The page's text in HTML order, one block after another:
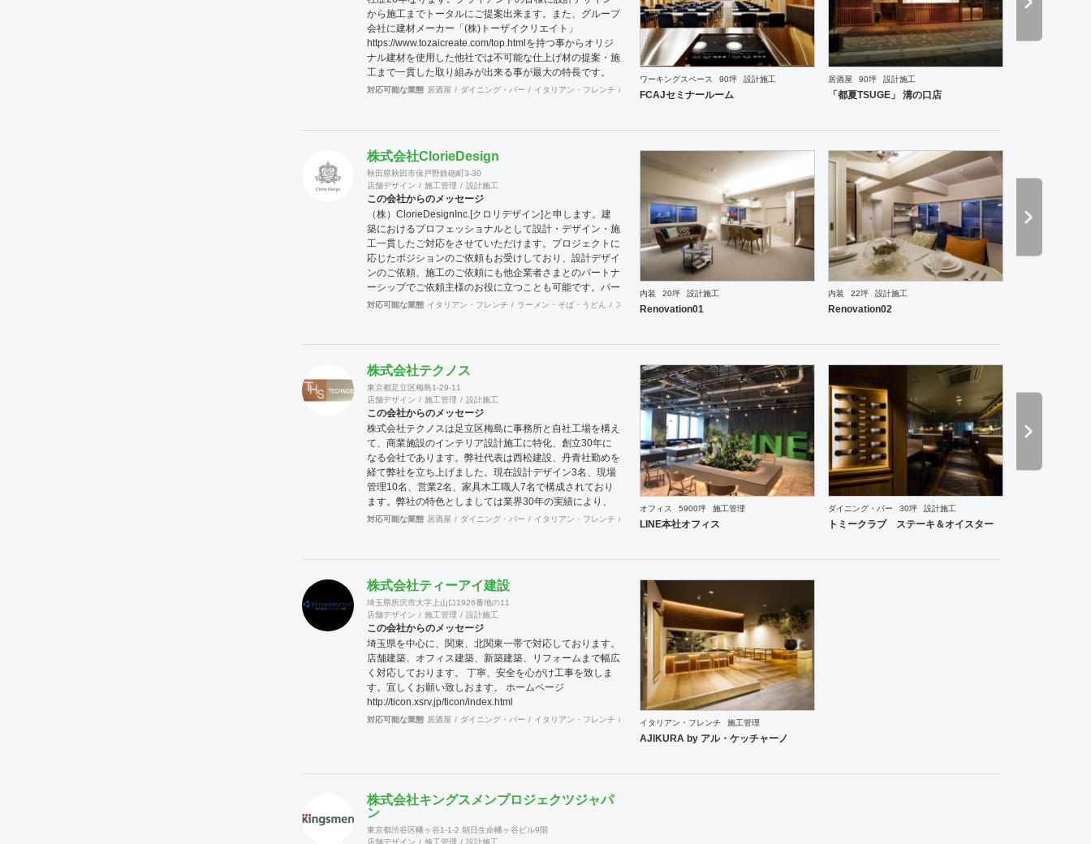
から施工までトータルにご提案出来ます。また、グループ
会社に建材メーカー「(株)トーザイクリエイト」
https://www.tozaicreate.com/top.htmlを持つ事からオリジ
ナル建材を使用した他社では不可能な仕上げ材の提案・施
工まで一貫した取り組みが出来る事が最大の特長です。
更に近年は環境対策をテーマにした機能建材等の開発を進
ROHASな建材を提供し設計・施工することが可能です。
種施設の新提案が強みで環境問題に対応する新しい時代の
設計施工会社を目指しています。私たちは「耐久」「防
腐」「呼吸」「吸着」などの機能を仕上げ材に付加させ、
意匠やデザインをも楽しめる「人にとって健やかで豊かな
空間」をクライアントの皆様にご提案したいと考えていま
す。
対応可能な業態 居酒屋 ダイニング・バー イタリアン・フレンチ カフェ・パン・ケーキ ラーメン・そば・うどん 和食・寿司 焼肉・中華料理・韓国料理
ワーキングスペース 90坪 設計施工
FCAJセミナールーム
居酒屋 90坪 設計施工
「都夏TSUGE」 溝の口店
株式会社ClorieDesign
秋田県秋田市保戸野鉄砲町3-30
店舗デザイン
施工管理 設計施工
この会社からのメッセージ
（株）ClorieDesignInc.[クロリデザイン]と申します。建
築におけるプロフェッショナルとして設計・デザイン・施
工一貫したご対応をさせていただけます。プロジェクトに
応じたポジションのご依頼もお受けしており、設計デザイ
ンのご依頼、施工のご依頼にも他企業者さまとのパートナ
ーシップでご依頼主様のお役に立つことも可能です。パー
トナーとしてお選びいただくにはフィーリングが大切と考
た、建築の他に不動産業経験や会社役員経験も同様にござ
打ち合わせにも専門知識をもってご相談いただけます。 □
設計施工対応可能エリア 東北、関東 □設計対応エリア 全
国 □登録/免許 二級建築士事務所登録 秋田県知事登録18-
10B-0723 建設業許可 秋田県知事（般-30）第81789号 宅
地建物取引業 秋田県知事（1）第2263号
対応可能な業態 イタリアン・フレンチ ラーメン・そば・うどん スポーツ・ジム サロン
内装 20坪 設計施工
Renovation01
内装 22坪 設計施工
Renovation02
株式会社テクノス
東京都足立区梅島1-29-11
店舗デザイン
施工管理 設計施工
この会社からのメッセージ
株式会社テクノスは足立区梅島に事務所と自社工場を構え
て、商業施設のインテリア設計施工に特化、創立30年に
なる会社であります。弊社代表は西松建設、丹青社勤めを
経て弊社を立ち上げました。現在設計デザイン3名、現場
管理10名、営業2名、家具木工職人7名で構成されており
ます。弊社の特色としましては業界30年の実績により、
優れたトップ商空間デザイナーさん達と幅広いパイプを持
提案ならびにご対応を行うことが可能な体制を整えており
対応可能な為、きめ細かな対応とスピディー性、そして品
質の安定性と流通マージンを抑えたコスト低減を売りとし
ております。さらに自社に職人を抱えていることからアフ
ターケアもしっかりとした対応が可能であります。おかげ
様で弊社は長いリピーターとしてお取引させて頂くお客様
が多い事と、設計事務所様からのご紹介によるお客様が多
いのが営業特徴となっております。また地方のご出店にお
いても、弊社にお声をかけて頂くお客様も多い状況です。
これも日ごろから一つ一つをしっかりと対応する事に社員
全員が心がけている結果だと思います。 弊社では自ら店
努力をされているのかを改めて学ぶ事で出来ました。これ
らの経験も活かして、ご依頼されるお客様に対して、弊社
お店がご繁栄そしてご利益を獲得出来るようにしっかりと
対応可能な業態 居酒屋 ダイニング・バー イタリアン・フレンチ カフェ・パン・ケーキ 和食・寿司 焼肉・中華料理・韓国料理 その他
オフィス 5900坪 施工管理
LINE本社オフィス
ダイニング・バー 30坪 設計施工
トミークラブ ステーキ＆オイスター
株式会社ティーアイ建設
埼玉県所沢市大字上山口1926番地の11
店舗デザイン
施工管理 設計施工
この会社からのメッセージ
埼玉県を中心に、関東、北関東一帯で対応しております。
店舗建築、オフィス建築、新築建築、リフォームまで幅広
く対応しております。 丁寧、安全を心がけ工事を致しま
す。宜しくお願い致しおます。 ホームページ
http://ticon.xsrv.jp/ticon/index.html
対応可能な業態 居酒屋 ダイニング・バー イタリアン・フレンチ カフェ・パン・ケーキ ラーメン・そば・うどん
イタリアン・フレンチ 施工管理
AJIKURA by アル・ケッチャーノ
株式会社キングスメンプロジェクツジャパ
ン
東京都渋谷区幡ヶ谷1-1-2 朝日生命幡ヶ谷ビル9階
店舗デザイン
施工管理 設計施工